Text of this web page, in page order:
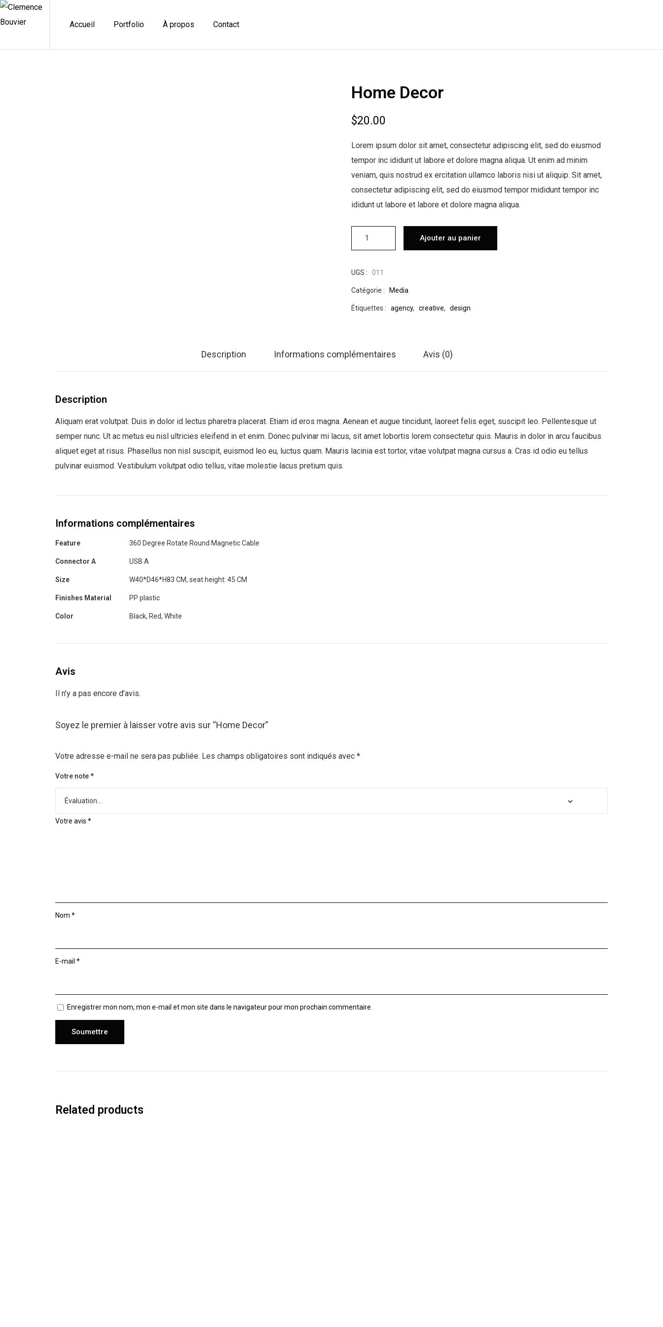
Accueil Portfolio À propos Contact
Home Decor
$20.00
Lorem ipsum dolor sit amet, consectetur adipiscing elit, sed do eiusmod
tempor inc ididunt ut labore et dolore magna aliqua. Ut enim ad minim
veniam, quis nostrud ex ercitation ullamco laboris nisi ut aliquip. Sit amet,
consectetur adipiscing elit, sed do eiusmod tempor mididunt tempor inc
ididunt ut labore et labore et dolore magna aliqua.
Ajouter au panier
UGS : 011
Catégorie : Media
Étiquettes : agency, creative, design
Description Informations complémentaires Avis (0)
Description
Aliquam erat volutpat. Duis in dolor id lectus pharetra placerat. Etiam id eros magna. Aenean et augue tincidunt, laoreet felis eget, suscipit leo. Pellentesque ut
semper nunc. Ut ac metus eu nisl ultricies eleifend in et enim. Donec pulvinar mi lacus, sit amet lobortis lorem consectetur quis. Mauris in dolor in arcu faucibus
aliquet eget at risus. Phasellus non nisl suscipit, euismod leo eu, luctus quam. Mauris lacinia est tortor, vitae volutpat magna cursus a. Cras id odio eu tellus
pulvinar euismod. Vestibulum volutpat odio tellus, vitae molestie lacus pretium quis.
Informations complémentaires
Feature 360 Degree Rotate Round Magnetic Cable
Connector A USB A
Size W40*D46*H83 CM, seat height: 45 CM
Finishes Material PP plastic
Color Black, Red, White
Avis
Il n’y a pas encore d’avis.
Soyez le premier à laisser votre avis sur “Home Decor”
Votre adresse e-mail ne sera pas publiée. Les champs obligatoires sont indiqués avec *
Votre note*
Votre avis *
Nom *
E-mail *
Enregistrer mon nom, mon e-mail et mon site dans le navigateur pour mon prochain commentaire.
Related products